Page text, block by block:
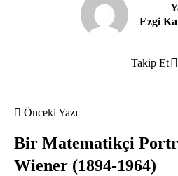
Ezgi
Takip Et
Önceki Yazı
Bir Matematikçi
Wiener (1894-1964)